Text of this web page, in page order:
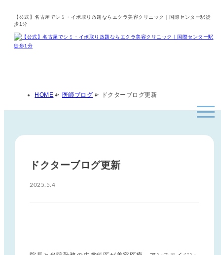
【公式】名古屋でシミ・イボ取り放題ならエクラ美容クリニック｜国際センター駅徒
歩1分
HOME > 医師ブログ > ドクターブログ更新
ドクターブログ更新
2025.5.4